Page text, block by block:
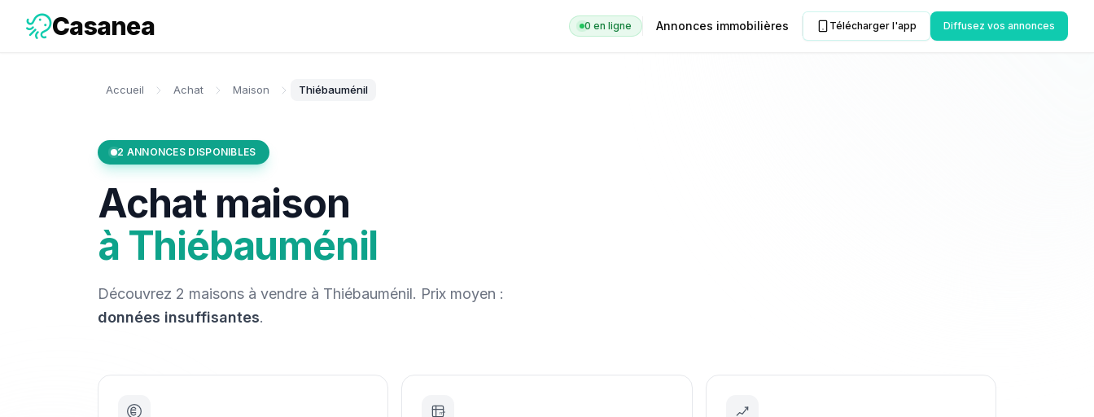
Casanea 0 en ligne Annonces immobilières Télécharger l'app Diffusez vos annonces
Accueil Achat Maison Thiébauménil
2 ANNONCES DISPONIBLES
Achat maison
à Thiébauménil
Découvrez 2 maisons à vendre à Thiébauménil. Prix moyen :
données insuffisantes.
m²